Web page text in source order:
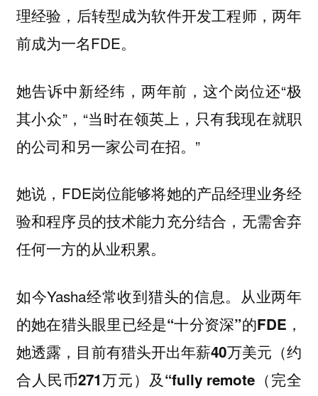
理经验，后转型成为软件开发工程师，两年
前成为一名FDE。
她告诉中新经纬，两年前，这个岗位还“极
其小众”，“当时在领英上，只有我现在就职
的公司和另一家公司在招。”
她说，FDE岗位能够将她的产品经理业务经
验和程序员的技术能力充分结合，无需舍弃
任何一方的从业积累。
如今Yasha经常收到猎头的信息。 从业两年
的她在猎头眼里已经是“十分资深”的FDE，
她透露，目前有猎头开出年薪40万美元（约
合人民币271万元）及“fully remote（完全